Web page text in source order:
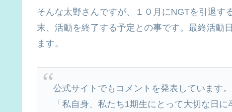
そんな太野さんですが、１０月にNGTを引退す
末、活動を終了する予定との事です。最終活動
ます。
公式サイトでもコメントを発表しています。
「私自身、私たち1期生にとって大切な日